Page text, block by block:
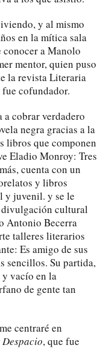
y al mismo
en la mítica sala
conocer a Manolo
mentor, quien puso
la revista Literaria
fue cofundador.
a cobrar verdadero
negra gracias a la
libros que componen
Eladio Monroy: Tres
cuenta con un
y libros
y juvenil. y se le
divulgación cultural
Antonio Becerra
talleres literarios
Es amigo de sus
sencillos. Su partida,
y vacío en la
de gente tan
centraré en
, que fue